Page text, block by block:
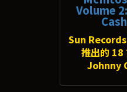
Volume
Sun
推出的 18
Johnny